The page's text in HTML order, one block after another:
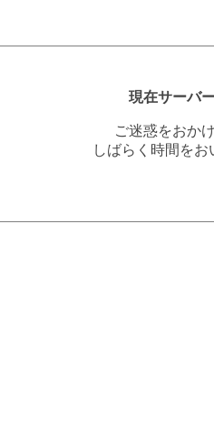
現在サーバ
ご迷惑をおか
しばらく時間を